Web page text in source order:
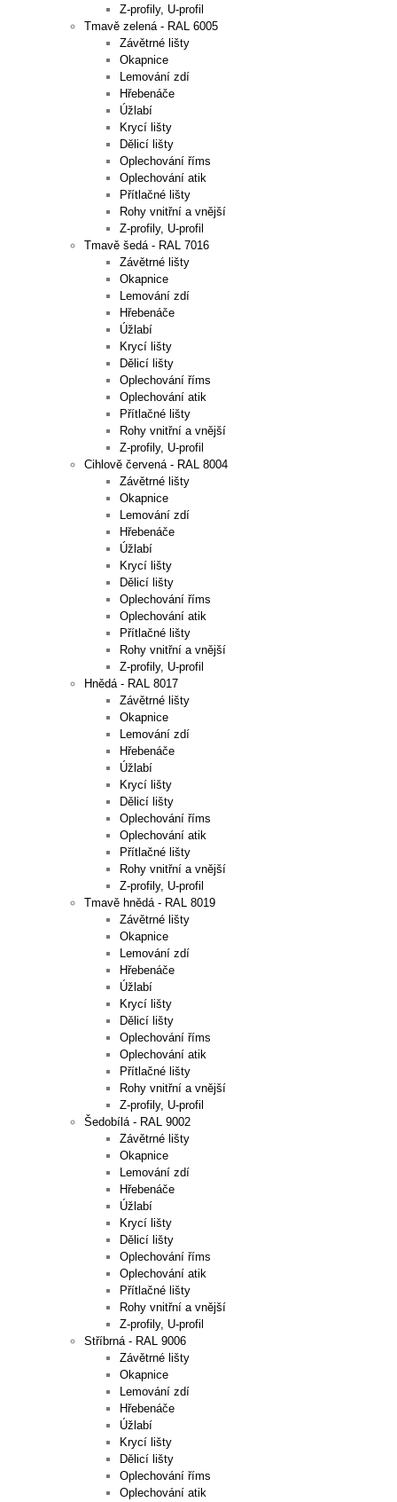
Z-profily, U-profil
Tmavě zelená - RAL 6005
Závětrné lišty
Okapnice
Lemování zdí
Hřebenáče
Úžlabí
Krycí lišty
Dělicí lišty
Oplechování říms
Oplechování atik
Přítlačné lišty
Rohy vnitřní a vnější
Z-profily, U-profil
Tmavě šedá - RAL 7016
Závětrné lišty
Okapnice
Lemování zdí
Hřebenáče
Úžlabí
Krycí lišty
Dělicí lišty
Oplechování říms
Oplechování atik
Přítlačné lišty
Rohy vnitřní a vnější
Z-profily, U-profil
Cihlově červená - RAL 8004
Závětrné lišty
Okapnice
Lemování zdí
Hřebenáče
Úžlabí
Krycí lišty
Dělicí lišty
Oplechování říms
Oplechování atik
Přítlačné lišty
Rohy vnitřní a vnější
Z-profily, U-profil
Hnědá - RAL 8017
Závětrné lišty
Okapnice
Lemování zdí
Hřebenáče
Úžlabí
Krycí lišty
Dělicí lišty
Oplechování říms
Oplechování atik
Přítlačné lišty
Rohy vnitřní a vnější
Z-profily, U-profil
Tmavě hnědá - RAL 8019
Závětrné lišty
Okapnice
Lemování zdí
Hřebenáče
Úžlabí
Krycí lišty
Dělicí lišty
Oplechování říms
Oplechování atik
Přítlačné lišty
Rohy vnitřní a vnější
Z-profily, U-profil
Šedobílá - RAL 9002
Závětrné lišty
Okapnice
Lemování zdí
Hřebenáče
Úžlabí
Krycí lišty
Dělicí lišty
Oplechování říms
Oplechování atik
Přítlačné lišty
Rohy vnitřní a vnější
Z-profily, U-profil
Stříbrná - RAL 9006
Závětrné lišty
Okapnice
Lemování zdí
Hřebenáče
Úžlabí
Krycí lišty
Dělicí lišty
Oplechování říms
Oplechování atik